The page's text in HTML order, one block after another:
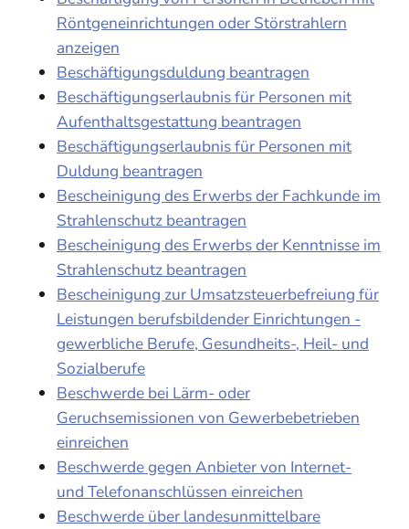
Röntgeneinrichtungen oder Störstrahlern
anzeigen
Beschäftigungsduldung beantragen
Beschäftigungserlaubnis für Personen mit
Aufenthaltsgestattung beantragen
Beschäftigungserlaubnis für Personen mit
Duldung beantragen
Bescheinigung des Erwerbs der Fachkunde im
Strahlenschutz beantragen
Bescheinigung des Erwerbs der Kenntnisse im
Strahlenschutz beantragen
Bescheinigung zur Umsatzsteuerbefreiung für
Leistungen berufsbildender Einrichtungen -
gewerbliche Berufe, Gesundheits-, Heil- und
Sozialberufe
Beschwerde bei Lärm- oder
Geruchsemissionen von Gewerbebetrieben
einreichen
Beschwerde gegen Anbieter von Internet-
und Telefonanschlüssen einreichen
Beschwerde über landesunmittelbare